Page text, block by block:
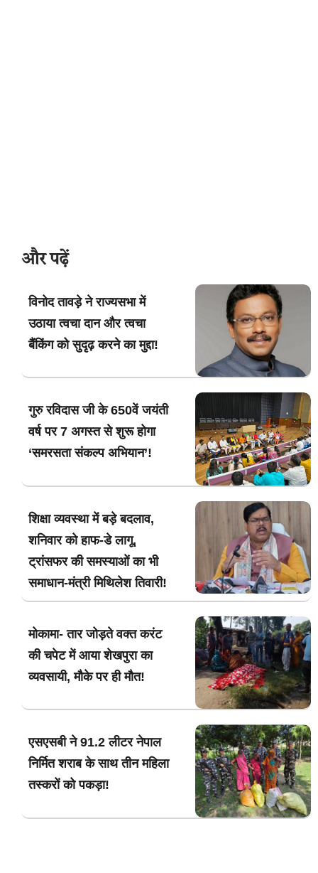
और पढ़ें
विनोद तावड़े ने राज्यसभा में
उठाया त्वचा दान और त्वचा
बैंकिंग को सुदृढ़ करने का मुद्दा!
गुरु रविदास जी के 650वें जयंती
वर्ष पर 7 अगस्त से शुरू होगा
‘समरसता संकल्प अभियान’!
शिक्षा व्यवस्था में बड़े बदलाव,
शनिवार को हाफ-डे लागू,
ट्रांसफर की समस्याओं का भी
समाधान-मंत्री मिथिलेश तिवारी!
मोकामा- तार जोड़ते वक्त करंट
की चपेट में आया शेखपुरा का
व्यवसायी, मौके पर ही मौत!
एसएसबी ने 91.2 लीटर नेपाल
निर्मित शराब के साथ तीन महिला
तस्करों को पकड़ा!